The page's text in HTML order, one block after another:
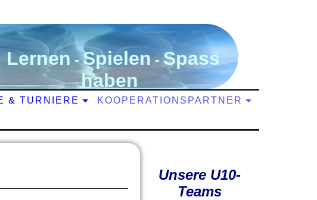
Lernen - Spielen - Spass
haben
& TURNIERE
KOOPERATIONSPARTNER
Unsere U10-
Teams